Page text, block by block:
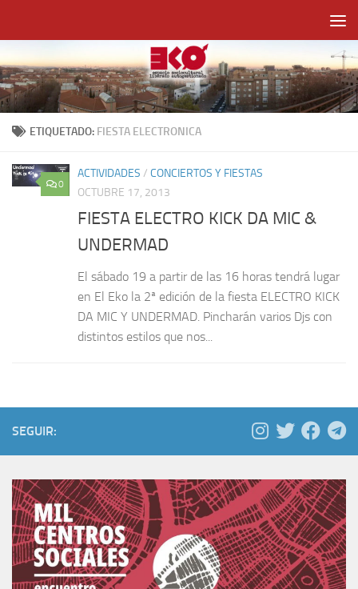
ETIQUETADO: FIESTA ELECTRONICA
0
ACTIVIDADES / CONCIERTOS Y FIESTAS
OCTUBRE 17, 2013
FIESTA ELECTRO KICK DA MIC &
UNDERMAD
El sábado 19 a partir de las 16 horas tendrá lugar
en El Eko la 2ª edición de la fiesta ELECTRO KICK
DA MIC Y UNDERMAD. Pincharán varios Djs con
distintos estilos que nos...
SEGUIR: